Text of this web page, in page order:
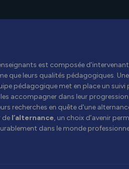
est composée
que leurs qualités pédagogiques.
pédagogique met en place un suivi
accompagner dans leur
recherches en quête d'une
de l’alternance, un choix d’avenir
dans le monde